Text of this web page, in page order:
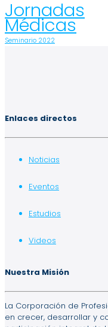
Jornadas
Médicas
Seminario 2022
Enlaces directos
Noticias
Eventos
Estudios
Videos
Nuestra Misión
La Corporación de
en crecer, desarrollar y